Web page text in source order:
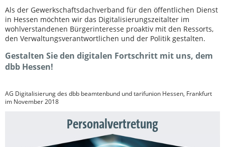
Als der Gewerkschaftsdachverband für den öffentlichen Dienst
in Hessen möchten wir das Digitalisierungszeitalter im
wohlverstandenen Bürgerinteresse proaktiv mit den Ressorts,
den Verwaltungsverantwortlichen und der Politik gestalten.
Gestalten Sie den digitalen Fortschritt mit uns, dem
dbb Hessen!
AG Digitalisierung des dbb beamtenbund und tarifunion Hessen, Frankfurt
im November 2018
Personalvertretung